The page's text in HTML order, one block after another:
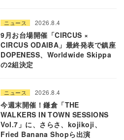
ニュース 2026.8.4
9月お台場開催「CIRCUS ×
CIRCUS ODAIBA」最終発表で鎮座
DOPENESS、Worldwide Skippa
の2組決定
ニュース 2026.8.4
今週末開催！鎌倉「THE
WALKERS IN TOWN SESSIONS
Vol.7」に、さらさ、kojikoji、
Fried Banana Shopら出演